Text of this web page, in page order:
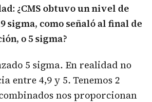
¿CMS obtuvo un nivel de
sigma, como señaló al final de
o 5 sigma?
5 sigma. En realidad no
entre 4,9 y 5. Tenemos 2
nos proporcionan